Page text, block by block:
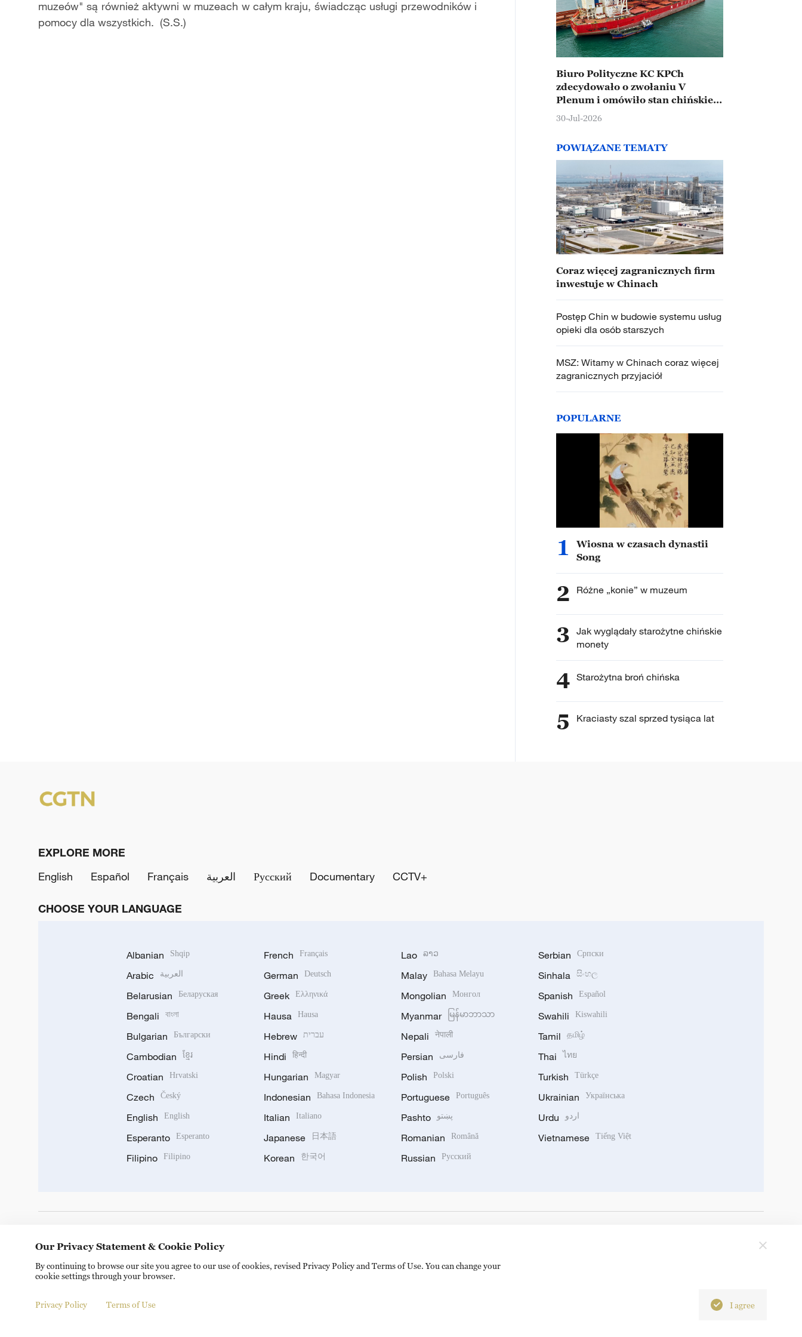
muzeów" są również aktywni w muzeach w całym kraju, świadcząc usługi przewodników i
pomocy dla wszystkich. (S.S.)
Biuro Polityczne KC KPCh
zdecydowało o zwołaniu V
Plenum i omówiło stan chińskiej
gospodarki
30-Jul-2026
POWIĄZANE TEMATY
Coraz więcej zagranicznych firm
inwestuje w Chinach
Postęp Chin w budowie systemu usług
opieki dla osób starszych
MSZ: Witamy w Chinach coraz więcej
zagranicznych przyjaciół
POPULARNE
1
Wiosna w czasach dynastii
Song
2 Różne „konie” w muzeum
3 Jak wyglądały starożytne chińskie
monety
4 Starożytna broń chińska
5 Kraciasty szal sprzed tysiąca lat
EXPLORE MORE
English
Español Français العربية Русский Documentary CCTV+
CHOOSE YOUR LANGUAGE
Albanian Shqip
Arabic العربية
Belarusian Беларуская
Bengali বাংলা
Bulgarian Български
Cambodian ខ្មែរ
Croatian Hrvatski
Czech Český
English English
Esperanto Esperanto
Filipino Filipino
French Français
German Deutsch
Greek Ελληνικά
Hausa Hausa
Hebrew עברית
Hindi हिन्दी
Hungarian Magyar
Indonesian Bahasa Indonesia
Italian Italiano
Japanese 日本語
Korean 한국어
Lao ລາວ
Malay Bahasa Melayu
Mongolian Монгол
Myanmar မြန်မာဘာသာ
Nepali नेपाली
Persian فارسی
Polish Polski
Portuguese Português
Pashto پښتو
Romanian Română
Russian Русский
Serbian Српски
Sinhala සිංහල
Spanish Español
Swahili Kiswahili
Tamil தமிழ்
Thai ไทย
Turkish Türkçe
Ukrainian Українська
Urdu اردو
Vietnamese Tiếng Việt
Copyright © 2024 CGTN. 京ICP备20000184号
Our Privacy Statement & Cookie Policy
By continuing to browse our site you agree to our use of cookies, revised Privacy Policy and Terms of Use. You can change your
cookie settings through your browser.
Privacy Policy Terms of Use I agree